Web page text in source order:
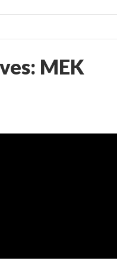
și urmarea lui Hristos.
5G poate cauza
MEK